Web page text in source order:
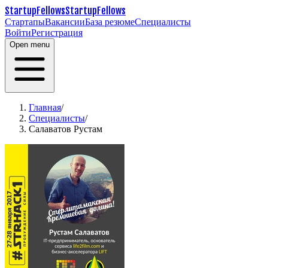
StartupFellowsStartupFellows
СтартапыВакансииБаза резюмеСпециалисты
ВойтиРегистрация
Open menu
Главная/
Специалисты/
Салаватов Рустам